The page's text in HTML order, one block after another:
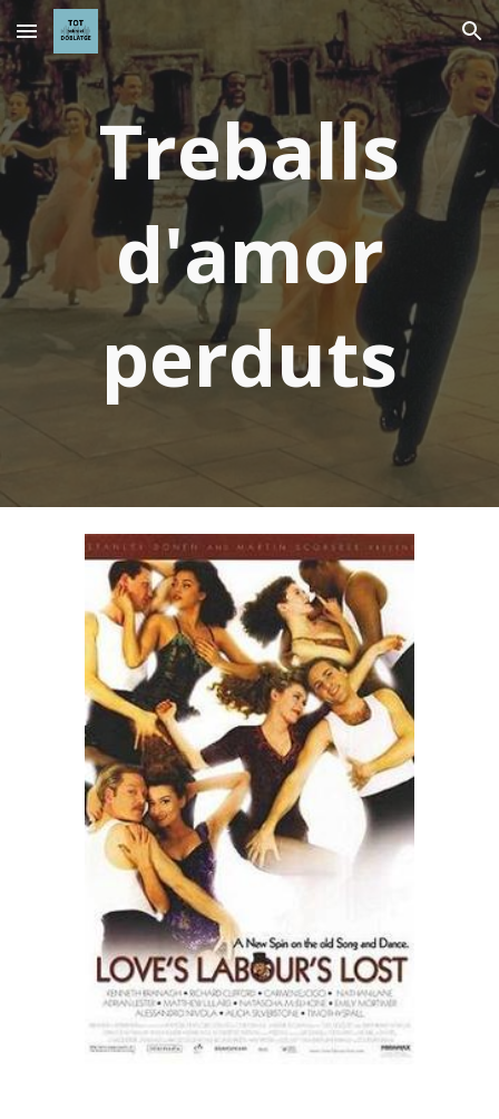
Skip to main content Skip to navigation
Treballs
d'amor
perduts